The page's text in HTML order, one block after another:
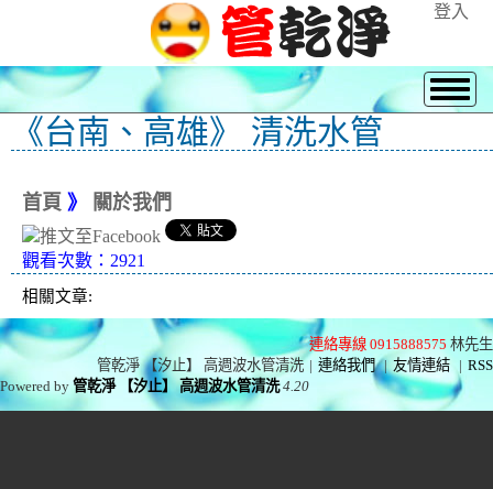
登入
《台南、高雄》 清洗水管
首頁 》 關於我們
觀看次數：2921
相關文章:
連絡專線 0915888575 林先生
管乾淨 【汐止】 高週波水管清洗 | 連絡我們 | 友情連結 | RSS
Powered by管乾淨 【汐止】 高週波水管清洗 4.20